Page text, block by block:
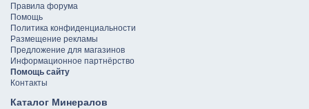
Правила форума
Помощь
Политика конфиденциальности
Размещение рекламы
Предложение для магазинов
Информационное партнёрство
Помощь сайту
Контакты
Каталог Минералов